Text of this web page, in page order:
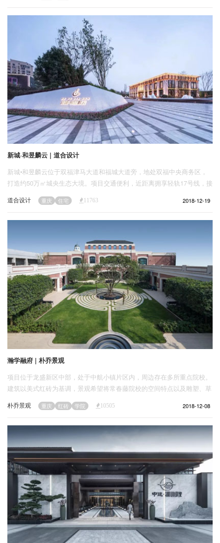
新城·和昱麟云 | 道合设计
新城•和昱麟云位于双福津马大道和福城大道旁，地处双福中央商务区，
打造约50万㎡城央生态大境。项目交通便利，近距离拥享轻轨17号线，接
驳周边三大轻轨线，拥有三大高速、三大公交站等立体交通，开启与主城
的无间驳时代。
道合设计 重庆 住宅 11763 2018-12-19
瀚学融府 | 朴乔景观
项目位于龙盛新区中部，处于中航小镇片区内，周边存在多所重点院校。
建筑以美式红砖为基调，景观希望将常春藤院校的空间特点以及雕塑、草
地等典型元素植入场地，结合经典时尚符号，展现一个符合现代审美格调
的学院风精神场所。
朴乔景观 重庆 红砖 学院 10505 2018-12-08